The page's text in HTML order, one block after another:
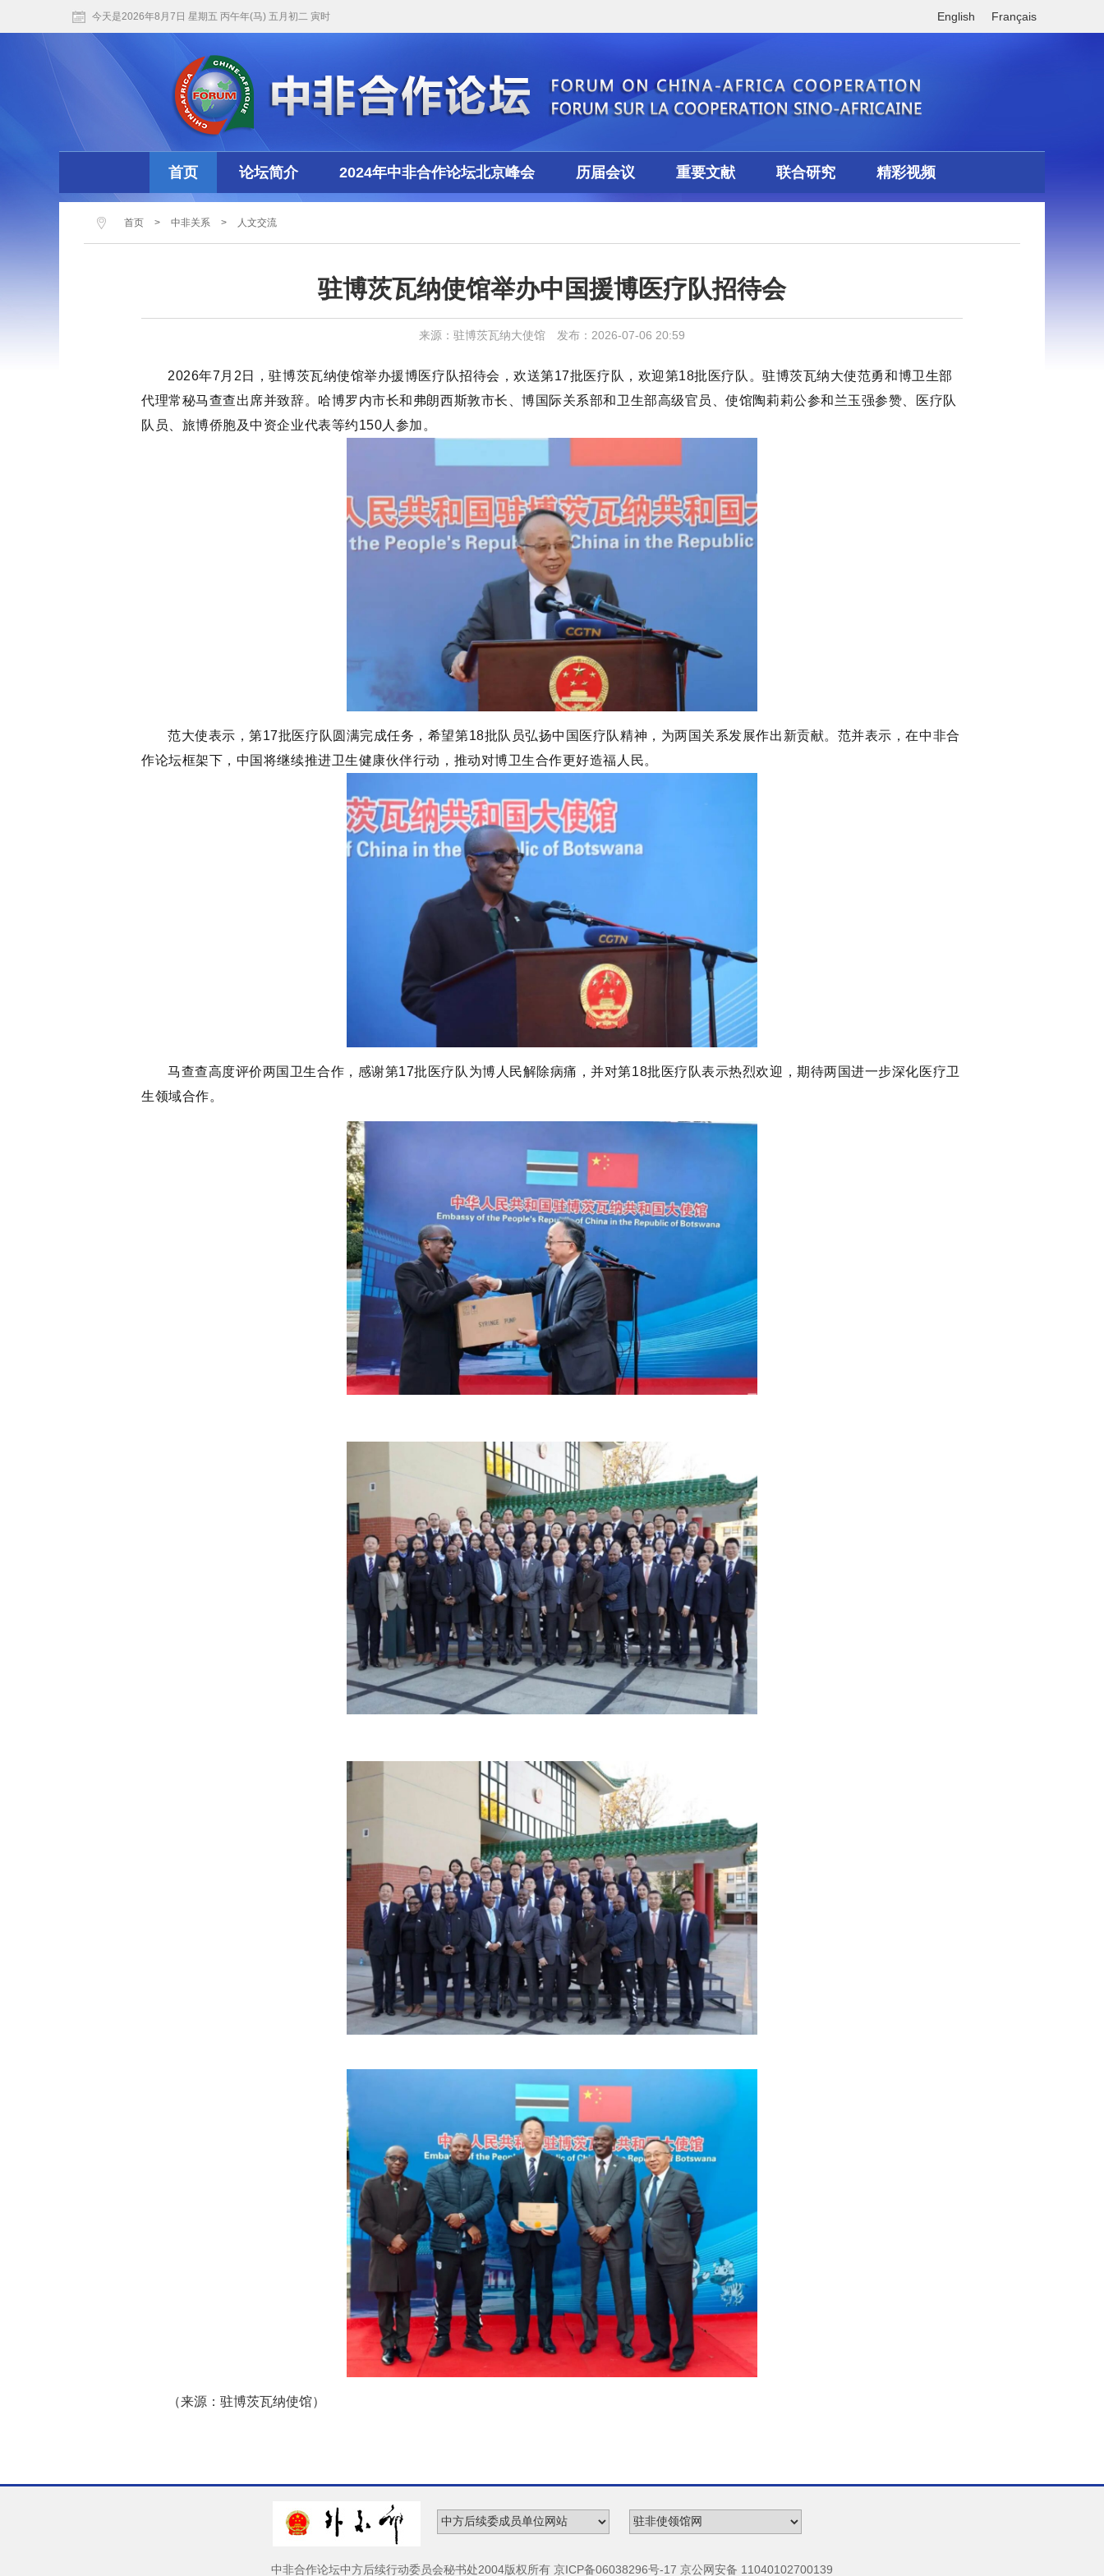
今天是2026年8月7日 星期五 丙午年(马) 五月初二 寅时 English Français
首页 论坛简介 2024年中非合作论坛北京峰会 历届会议 重要文献 联合研究 精彩视频
首页 > 中非关系 > 人文交流
驻博茨瓦纳使馆举办中国援博医疗队招待会
来源：驻博茨瓦纳大使馆 发布：2026-07-06 20:59
2026年7月2日，驻博茨瓦纳使馆举办援博医疗队招待会，欢送第17批医疗队，欢迎第18批医疗队。驻博茨瓦纳大使范勇和博卫生部
代理常秘马查查出席并致辞。哈博罗内市长和弗朗西斯敦市长、博国际关系部和卫生部高级官员、使馆陶莉莉公参和兰玉强参赞、医疗队
队员、旅博侨胞及中资企业代表等约150人参加。
范大使表示，第17批医疗队圆满完成任务，希望第18批队员弘扬中国医疗队精神，为两国关系发展作出新贡献。范并表示，在中非合
作论坛框架下，中国将继续推进卫生健康伙伴行动，推动对博卫生合作更好造福人民。
马查查高度评价两国卫生合作，感谢第17批医疗队为博人民解除病痛，并对第18批医疗队表示热烈欢迎，期待两国进一步深化医疗卫
生领域合作。
（来源：驻博茨瓦纳使馆）
中非合作论坛中方后续行动委员会秘书处2004版权所有 京ICP备06038296号-17 京公网安备 11040102700139